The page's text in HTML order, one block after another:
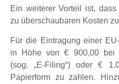
Ein weiterer Vorteil ist,
zu überschaubaren Kosten
Für die Eintragung einer
in Höhe von € 900,00 bei
(sog. „E-Filing“) oder €
Papierform zu zahlen.